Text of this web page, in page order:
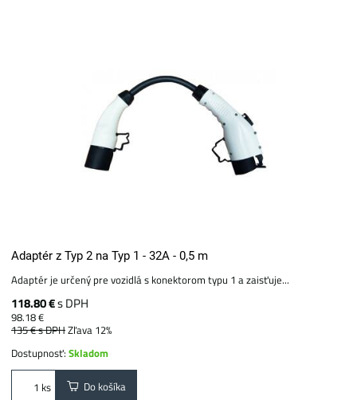
Adaptér z Typ 2 na Typ 1 - 32A - 0,5 m
Adaptér je určený pre vozidlá s konektorom typu 1 a zaisťuje...
118.80 €s DPH
98.18 €
135 €s DPHZľava 12%
Dostupnosť:Skladom
ks Do košíka